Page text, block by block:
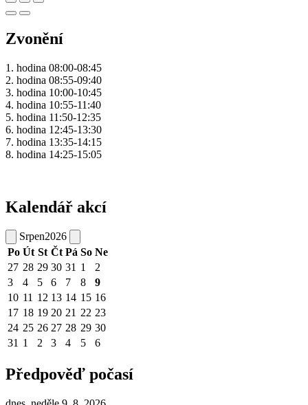
Zvonění
1. hodina 08:00-08:45
2. hodina 08:55-09:40
3. hodina 10:00-10:45
4. hodina 10:55-11:40
5. hodina 11:50-12:35
6. hodina 12:45-13:30
7. hodina 13:35-14:15
8. hodina 14:25-15:05
Kalendář akcí
Srpen2026
Po Út St Čt Pá So Ne
27 28 29 30 31 1
2
3
4 5 6 7 8
9
10 11 12 13 14 15 16
17 18 19 20 21 22 23
24 25 26 27 28 29 30
31 1 2 3 4 5 6
Předpověď počasí